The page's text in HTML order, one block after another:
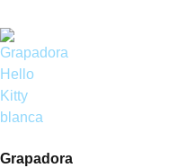
Grapadora